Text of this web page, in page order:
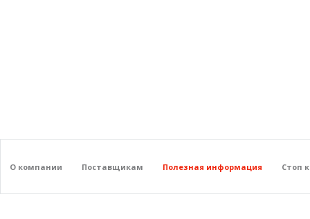
О компании Поставщикам Полезная информация Стоп